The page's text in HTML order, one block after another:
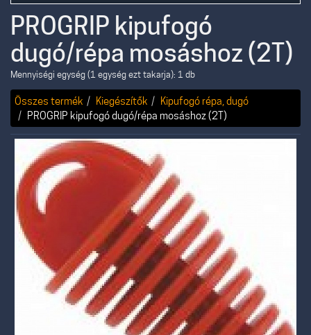
PROGRIP kipufogó
dugó/répa mosáshoz (2T)
Mennyiségi egység (1 egység ezt takarja): 1 db
Összes termék Kiegészítők
Kipufogó répa, dugó
PROGRIP kipufogó dugó/répa mosáshoz (2T)